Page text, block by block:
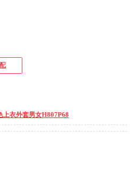
上衣外套男女H807P68